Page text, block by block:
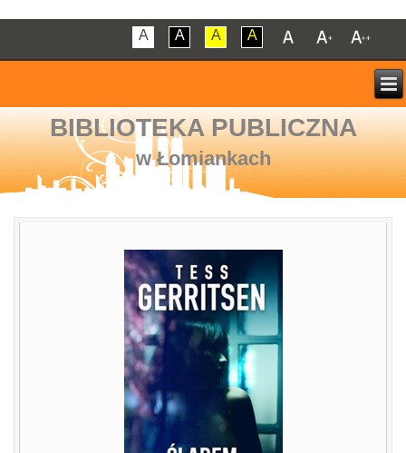
A A A A
BIBLIOTEKA PUBLICZNA
w Łomiankach